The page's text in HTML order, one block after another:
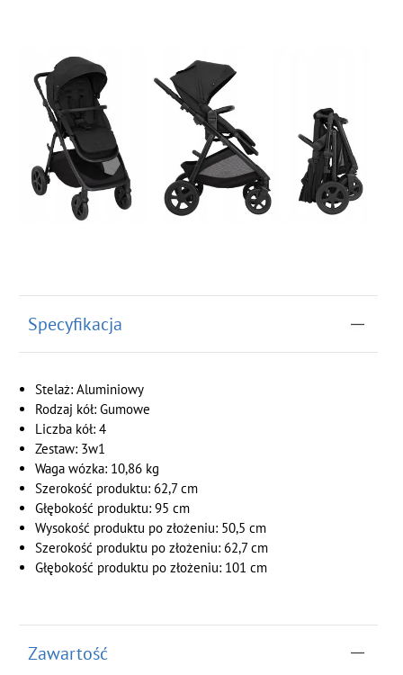
Specyfikacja
Stelaż: Aluminiowy
Rodzaj kół: Gumowe
Liczba kół: 4
Zestaw: 3w1
Waga wózka: 10,86 kg
Szerokość produktu: 62,7 cm
Głębokość produktu: 95 cm
Wysokość produktu po złożeniu: 50,5 cm
Szerokość produktu po złożeniu: 62,7 cm
Głębokość produktu po złożeniu: 101 cm
Zawartość